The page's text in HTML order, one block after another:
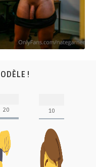
!
20 10